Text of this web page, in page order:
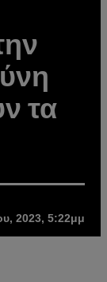
τα
2023, 5:22μμ